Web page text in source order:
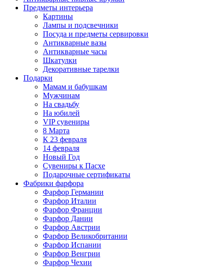
Предметы интерьера
Картины
Лампы и подсвечники
Посуда и предметы сервировки
Антикварные вазы
Антикварные часы
Шкатулки
Декоративные тарелки
Подарки
Мамам и бабушкам
Мужчинам
На свадьбу
На юбилей
VIP сувениры
8 Марта
К 23 февраля
14 февраля
Новый Год
Сувениры к Пасхе
Подарочные сертификаты
Фабрики фарфора
Фарфор Германии
Фарфор Италии
Фарфор Франции
Фарфор Дании
Фарфор Австрии
Фарфор Великобритании
Фарфор Испании
Фарфор Венгрии
Фарфор Чехии